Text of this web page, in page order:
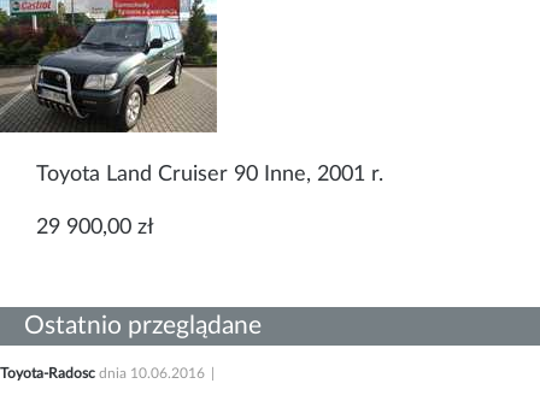
Toyota Land Cruiser 90 Inne, 2001 r.
29 900,00 zł
Ostatnio przeglądane
Toyota-Radosc dnia 10.06.2016